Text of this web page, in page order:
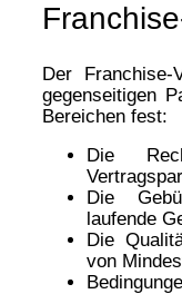
Der
gegenseitigen
Bereichen fest:
Die
Die
laufende
Die
von